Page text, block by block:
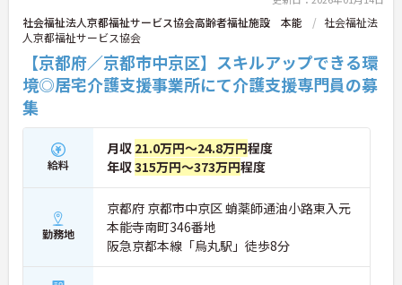
社会福祉法人京都福祉サービス協会高齢者福祉施設 本能
社会福祉法
人京都福祉サービス協会
【京都府／京都市中京区】スキルアップできる環
境◎居宅介護支援事業所にて介護支援専門員の募
集
給料
月収 21.0万円～24.8万円程度
年収315万円～373万円程度
勤務地
京都府 京都市中京区 蛸薬師通油小路東入元
本能寺南町346番地
阪急京都本線「烏丸駅」徒歩8分